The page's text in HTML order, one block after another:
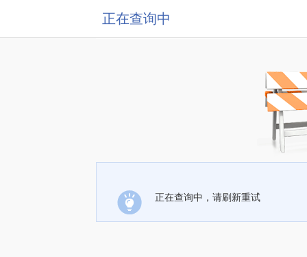
正在查询中
正在查询中，请刷新重试